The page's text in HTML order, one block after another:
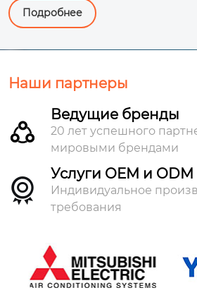
Подробнее
Наши партнеры
Ведущие бренды
20 лет успешного
мировыми брендами

Услуги OEM и ODM
Индивидуальное
требования